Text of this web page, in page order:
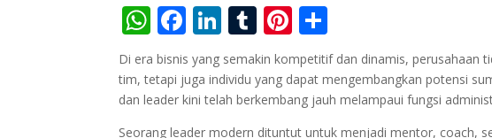
W
h
at
s
F
ac
e
b
Li
n
k
e
T
u
m
bl
Pi
nt
er
e
h
ar
e
Di era bisnis yang semakin kompetitif dan dinamis, perusahaan
tim, tetapi juga individu yang dapat mengembangkan potensi
dan leader kini telah berkembang jauh melampaui fungsi
Seorang leader modern dituntut untuk menjadi mentor, coach,